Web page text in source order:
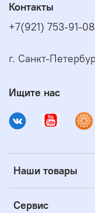
Наши товары
Сервис
Контакты
+7(921) 753-91-08
Ищите нас